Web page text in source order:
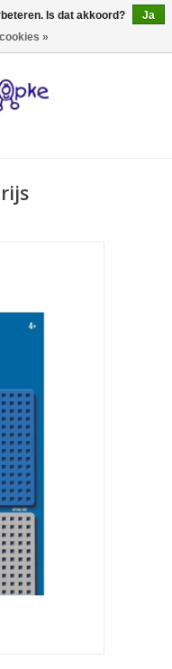
0 Artikelen - €0,00
Is dat akkoord?
Ja
»